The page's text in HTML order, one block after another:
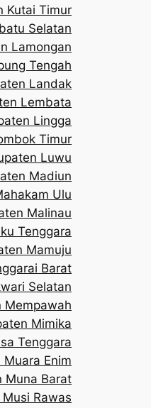
Kutai Timur
Selatan
Lamongan
Tengah
Landak
Lembata
Lingga
Timur
Luwu
Madiun
Ulu
Malinau
Tenggara
Mamuju
Barat
Selatan
Mempawah
Mimika
Tenggara
Enim
Muna Barat
Rawas